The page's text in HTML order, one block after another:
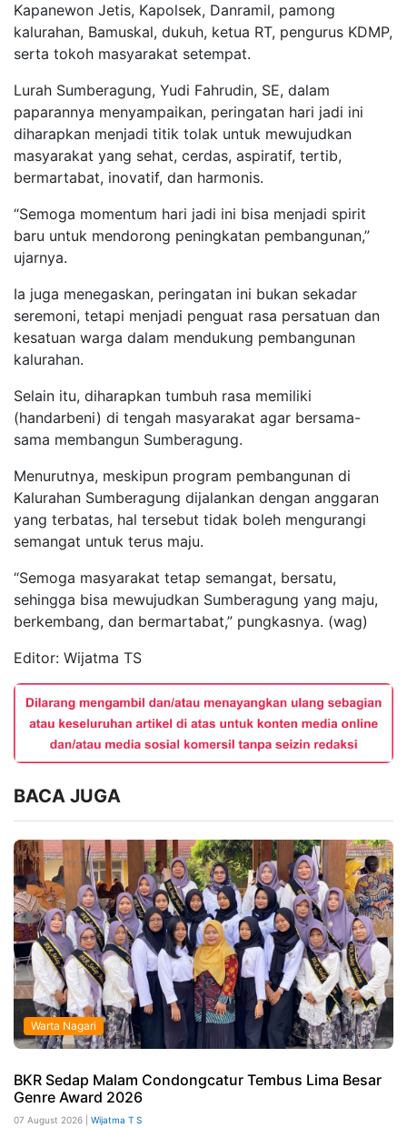
Kapanewon Jetis, Kapolsek, Danramil, pamong
kalurahan, Bamuskal, dukuh, ketua RT, pengurus KDMP,
serta tokoh masyarakat setempat.
Lurah Sumberagung, Yudi Fahrudin, SE, dalam
paparannya menyampaikan, peringatan hari jadi ini
diharapkan menjadi titik tolak untuk mewujudkan
masyarakat yang sehat, cerdas, aspiratif, tertib,
bermartabat, inovatif, dan harmonis.
“Semoga momentum hari jadi ini bisa menjadi spirit
baru untuk mendorong peningkatan pembangunan,”
ujarnya.
Ia juga menegaskan, peringatan ini bukan sekadar
seremoni, tetapi menjadi penguat rasa persatuan dan
kesatuan warga dalam mendukung pembangunan
kalurahan.
Selain itu, diharapkan tumbuh rasa memiliki
(handarbeni) di tengah masyarakat agar bersama-
sama membangun Sumberagung.
Menurutnya, meskipun program pembangunan di
Kalurahan Sumberagung dijalankan dengan anggaran
yang terbatas, hal tersebut tidak boleh mengurangi
semangat untuk terus maju.
“Semoga masyarakat tetap semangat, bersatu,
sehingga bisa mewujudkan Sumberagung yang maju,
berkembang, dan bermartabat,” pungkasnya. (wag)
Editor: Wijatma TS
BACA JUGA
Warta Nagari
BKR Sedap Malam Condongcatur Tembus Lima Besar
Genre Award 2026
07 August 2026 | Wijatma T S